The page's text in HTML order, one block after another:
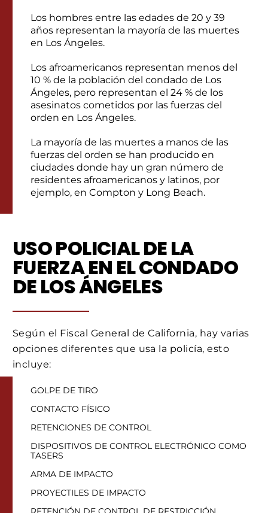
Los hombres entre las edades de 20 y 39
años representan la mayoría de las muertes
en Los Ángeles.
Los afroamericanos representan menos del
10 % de la población del condado de Los
Ángeles, pero representan el 24 % de los
asesinatos cometidos por las fuerzas del
orden en Los Ángeles.
La mayoría de las muertes a manos de las
fuerzas del orden se han producido en
ciudades donde hay un gran número de
residentes afroamericanos y latinos, por
ejemplo, en Compton y Long Beach.
USO POLICIAL DE LA
FUERZA EN EL CONDADO
DE LOS ÁNGELES
Según el Fiscal General de California, hay varias
opciones diferentes que usa la policía, esto
incluye:
GOLPE DE TIRO
CONTACTO FÍSICO
RETENCIONES DE CONTROL
DISPOSITIVOS DE CONTROL ELECTRÓNICO COMO
TASERS
ARMA DE IMPACTO
PROYECTILES DE IMPACTO